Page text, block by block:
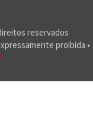
reservados
proibida •